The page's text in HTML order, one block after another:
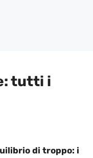
tutti i
di troppo: i